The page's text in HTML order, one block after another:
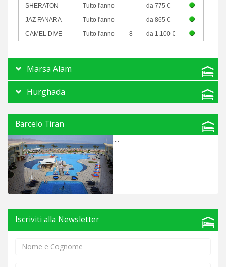
SHERATON
Tutto l'anno -
da 775 €
JAZ FANARA
Tutto l'anno -
da 865 €
CAMEL DIVE
Tutto l'anno 8 da 1.100 €
Marsa Alam
Hurghada
Barcelo Tiran
....
Iscriviti alla Newsletter